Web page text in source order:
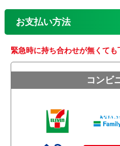
お支払い方法
緊急時に持ち合わせが無くても
コンビ